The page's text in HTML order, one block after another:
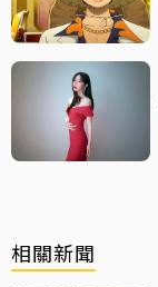
相關新聞